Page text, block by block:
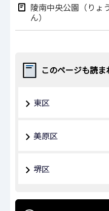
陵南中央公園（りょ
ん）
このページも読
東区
美原区
堺区